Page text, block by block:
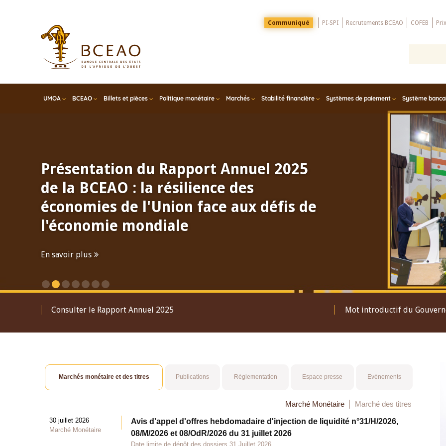
Menu
Top
Communiqué PI-SPI Recrutements BCEAO COFEB
UMOA BCEAO Billets et pièces Politique monétaire Marchés Stabilité financière Systèmes de paiement Système
Présentation du Rapport Annuel 2025
de la BCEAO : la résilience des
économies de l'Union face aux défis de
l'économie mondiale
En savoir plus
Consulter le Rapport Annuel 2025 Mot introductif du
Marchés monétaire et des titres Publications Réglementation Espace presse Evénements
Marché Monétaire Marché des titres
30 juillet 2026
Marché Monétaire
Avis d'appel d'offres hebdomadaire d'injection de liquidité n°31/H/2026,
08/M/2026 et 08/OdR/2026 du 31 juillet 2026
Date limite de dépôt des dossiers 31 Juillet 2026